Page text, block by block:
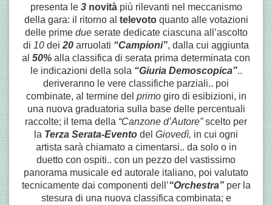
presenta le3 novitàpiù rilevanti nel meccanismo
della gara: il ritorno al televotoquanto alle votazioni
delle prime dueserate dedicate ciascuna all’ascolto
di 10 dei 20 arruolati “Campioni”, dalla cui aggiunta
al 50% alla classifica di serata prima determinata con
le indicazioni della sola “Giuria Demoscopica”..
deriveranno le vere classifiche parziali.. poi
combinate, al termine del primogiro di esibizioni, in
una nuova graduatoria sulla base delle percentuali
raccolte; il tema della “Canzone d’Autore”scelto per
la Terza Serata-Evento del Giovedì, in cui ogni
artista sarà chiamato a cimentarsi.. da solo o in
duetto con ospiti.. con un pezzo del vastissimo
panorama musicale ed autorale italiano, poi valutato
tecnicamente dai componenti dell’“Orchestra”per la
stesura di una nuova classifica combinata; e